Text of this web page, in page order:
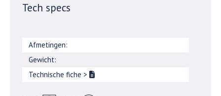
Tech specs
Afmetingen:
Gewicht:
Technische fiche >